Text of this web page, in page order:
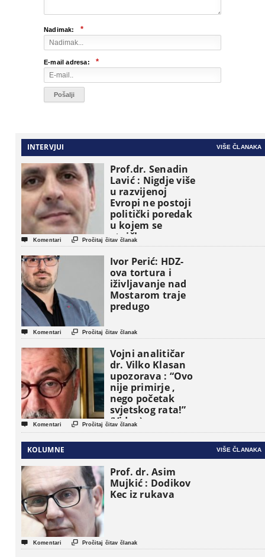
Nadimak: *
E-mail adresa: *
INTERVJUI VIŠE ČLANAKA
Prof.dr. Senadin
Lavić : Nigdje više
u razvijenoj
Evropi ne postoji
politički poredak
u kojem se
etničke grupe
pojavljuju kao
osnovne
političke jedinice
 Komentari  Pročitaj čitav članak
Ivor Perić: HDZ-
ova tortura i
iživljavanje nad
Mostarom traje
predugo
 Komentari  Pročitaj čitav članak
Vojni analitičar
dr. Vilko Klasan
upozorava : “Ovo
nije primirje ,
nego početak
svjetskog rata!”
(Video)
 Komentari  Pročitaj čitav članak
KOLUMNE VIŠE ČLANAKA
Prof. dr. Asim
Mujkić : Dodikov
Kec iz rukava
 Komentari  Pročitaj čitav članak